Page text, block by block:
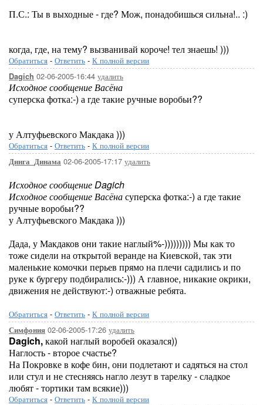
П.С.: Ты в выходные - где? Мож, понадобишься сильна!.. :)
когда, где, на тему? вызванивай короче! тел знаешь! )))
Обратиться - Ответить - К полной версии
Dagich 02-06-2005-16:44 удалить
Исходное сообщение Васёна
суперска фотка:-) а где такие ручные воробьи??
у Алтуфьевского Макдака )))
Обратиться - Ответить - К полной версии
Динга_Динама 02-06-2005-17:17 удалить
Исходное сообщение Dagich
Исходное сообщение Васёнасуперска фотка:-) а где такие
ручные воробьи??
у Алтуфьевского Макдака )))
Дада, у Макдаков они такие наглый%-))))))))) Мы как то
тоже сидели на открытой веранде на Киевской, так эти
маленькие комочки перьев прямо на плечи садились и по
руке к бургеру подбирались:-))) А главное, никакие окрики,
движения не действуют:-) отважные ребята.
Обратиться - Ответить - К полной версии
Симфония 02-06-2005-17:26 удалить
Dagich,какой наглый воробей оказался))
Наглость - второе счастье?
На Покровке в кофе бин, они подлетают и садяться на стол
или стул и не стесняясь нагло лезут в тарелку - сладкое
любят - тортики там всякие)))
Обратиться - Ответить - К полной версии